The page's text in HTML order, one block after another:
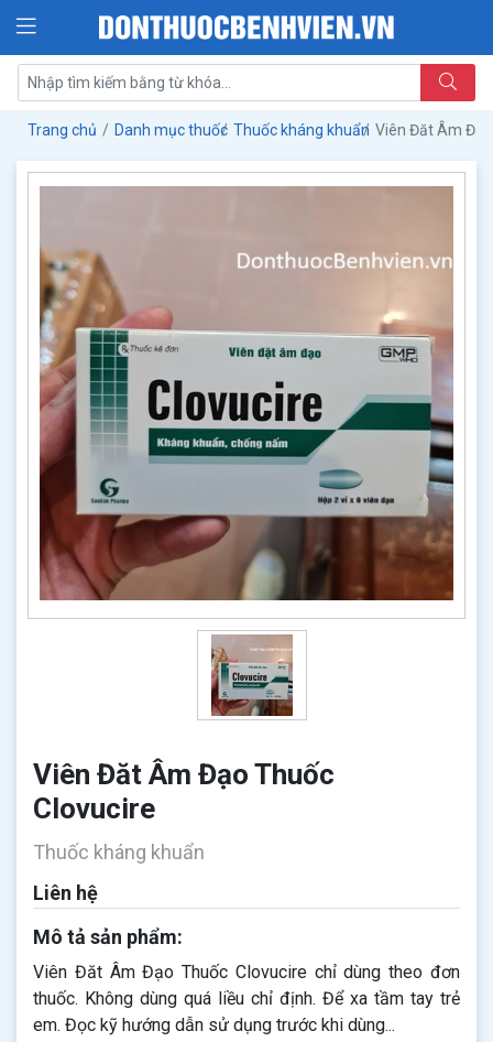
Trang chủ Danh mục thuốc Thuốc kháng khuẩn Viên Đăt Âm
Viên Đăt Âm Đạo Thuốc
Clovucire
Thuốc kháng khuẩn
Liên hệ
Mô tả sản phẩm:
Viên Đăt Âm Đạo Thuốc Clovucire chỉ dùng theo đơn
thuốc. Không dùng quá liều chỉ định. Để xa tầm tay trẻ
em. Đọc kỹ hướng dẫn sử dụng trước khi dùng...